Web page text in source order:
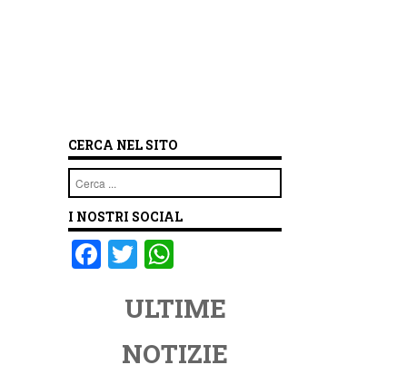
CERCA NEL SITO
Cerca
I NOSTRI SOCIAL
F T
tt
er
at
s
ULTIME
NOTIZIE